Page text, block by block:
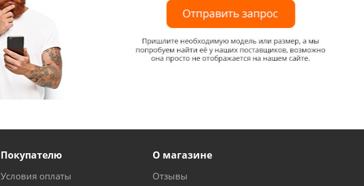
Покупателю
Условия оплаты
О магазине
Отзывы